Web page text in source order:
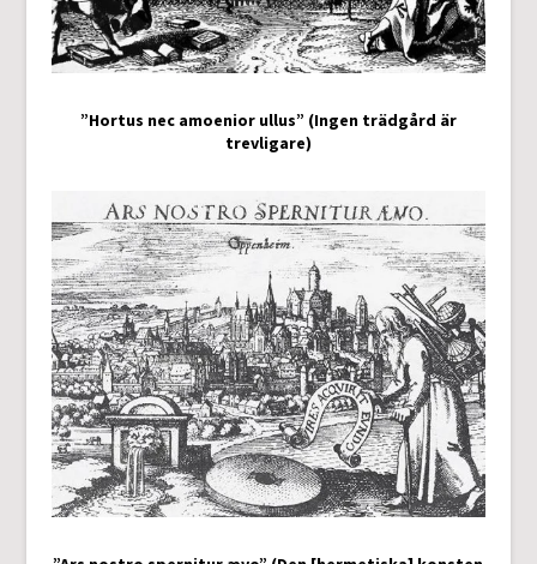
”Hortus nec amoenior ullus” (Ingen trädgård är
trevligare)